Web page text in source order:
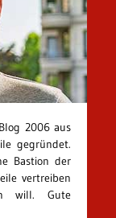
2006 aus
gegründet.
Bastion der
vertreiben
will. Gute